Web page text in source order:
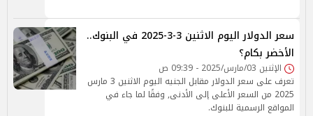
سعر الدولار اليوم الاثنين 3-3-2025 في البنوك..
الأخضر بكام؟
الإثنين 03/مارس/2025 - 09:39 ص
تعرف على سعر الدولار مقابل الجنيه اليوم الاثنين 3 مارس
2025 من السعر الأعلى إلى الأدنى, وفقًا لما جاء في
المواقع الرسمية للبنوك.